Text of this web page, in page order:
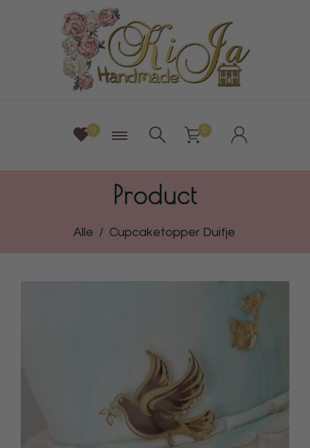
0 0
Product
Alle / Cupcaketopper Duifje